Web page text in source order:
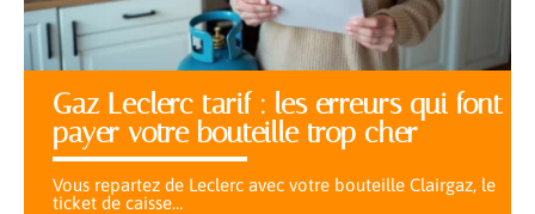
Gaz Leclerc tarif : les erreurs qui font
payer votre bouteille trop cher
Vous repartez de Leclerc avec votre bouteille Clairgaz, le
ticket de caisse…